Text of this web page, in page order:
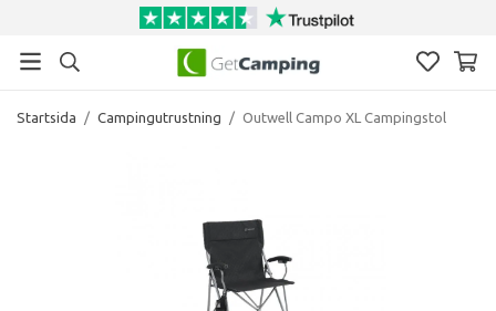
Startsida / Campingutrustning / Outwell Campo XL Campingstol